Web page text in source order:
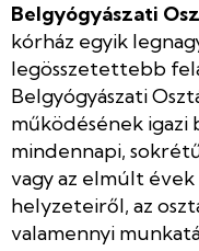
Belgyógyászati
kórház egyik
legösszetettebb
Belgyógyászati
működésének igazi
mindennapi,
vagy az elmúlt
helyzeteiről, az
valamennyi